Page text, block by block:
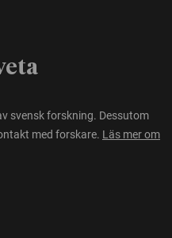
svensk forskning. Dessutom
med forskare. Läs mer om